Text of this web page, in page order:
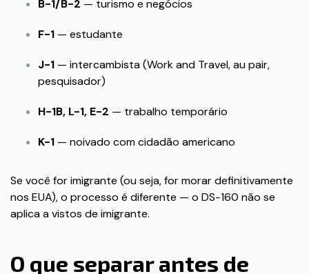
B-1/B-2 — turismo e negócios
F-1 — estudante
J-1 — intercambista (Work and Travel, au pair,
pesquisador)
H-1B, L-1, E-2 — trabalho temporário
K-1 — noivado com cidadão americano
Se você for imigrante (ou seja, for morar definitivamente
nos EUA), o processo é diferente — o DS-160 não se
aplica a vistos de imigrante.
O que separar antes de